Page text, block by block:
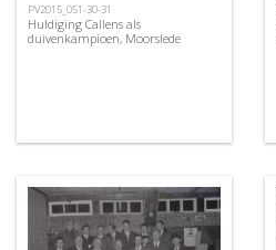
PV2015_051-30-31
Huldiging Callens als
duivenkampioen, Moorslede